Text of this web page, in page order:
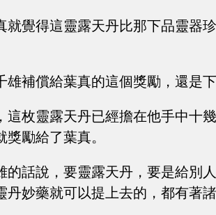
就覺得這靈露天丹比那下品靈器
補償給葉真的這個獎勵，還是下
這枚靈露天丹已經擔在他手中十
勵給了葉真。
的話說，要靈露天丹，要是給別
妙藥就可以提上去的，都有著諸